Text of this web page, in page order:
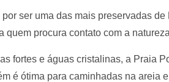
ser uma das mais preservadas
quem procura contato com a
fortes e águas cristalinas, a Praia
é ótima para caminhadas na areia